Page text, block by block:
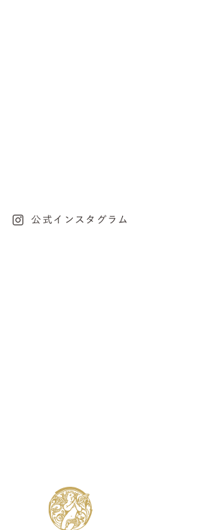
公式インスタグラム